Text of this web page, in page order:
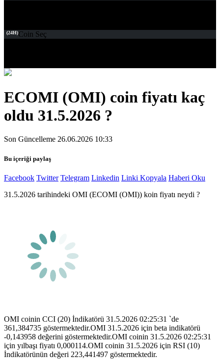
(24H)Coin Seç
ECOMI (OMI) coin fiyatı kaç
oldu 31.5.2026 ?
Son Güncelleme 26.06.2026 10:33
Bu içeriği paylaş
Facebook Twitter Telegram Linkedin Linki Kopyala Haberi Oku
31.5.2026 tarihindeki OMI (ECOMI (OMI)) koin fiyatı neydi ?
OMI coinin CCI (20) İndikatörü 31.5.2026 02:25:31 `de
361,384735 göstermektedir.OMI 31.5.2026 için beta indikatörü
-0,143958 değerini göstermektedir.OMI coinin 31.5.2026 02:25:31
için yılbaşı fiyatı 0,000114.OMI coinin 31.5.2026 için RSI (10)
İndikatörünün değeri 223,441497 göstermektedir.